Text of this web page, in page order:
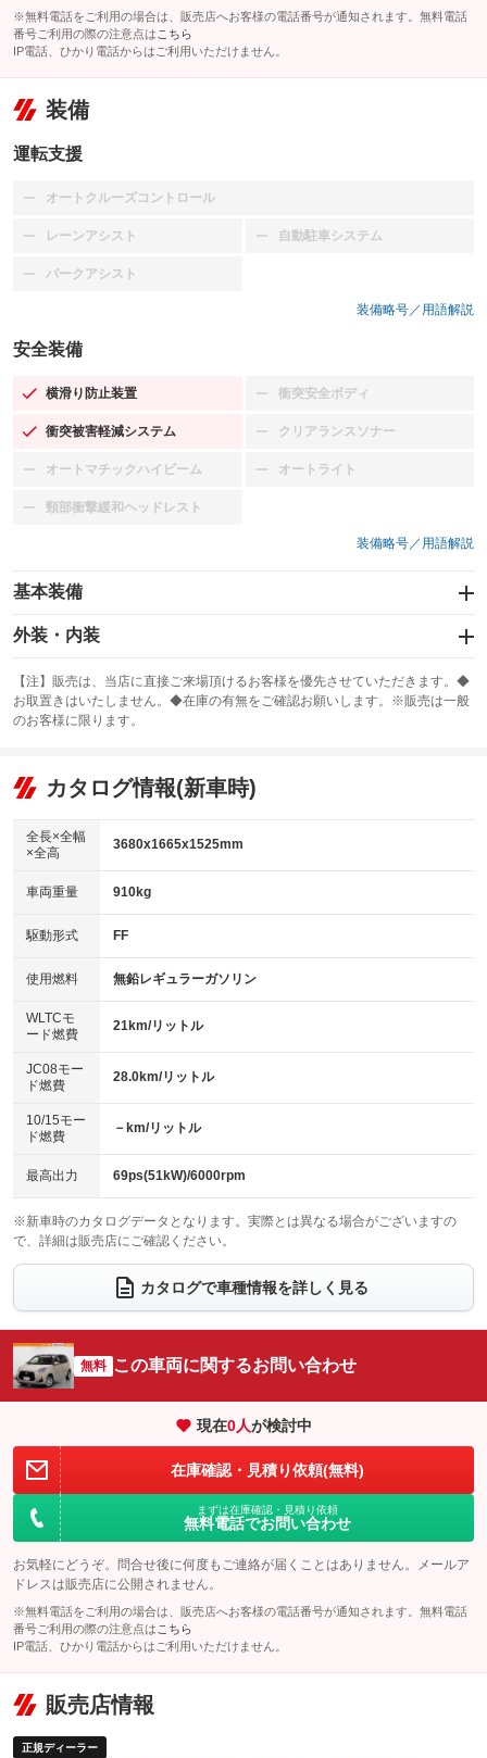
※無料電話をご利用の場合は、販売店へお客様の電話番号が通知されます。無料電話
番号ご利用の際の注意点は こちら
IP電話、ひかり電話からはご利用いただけません。
装備
運転支援
オートクルーズコントロール
：装備なし
レーンアシスト
：装備なし 自動駐車システム
：装備なし
パークアシスト
：装備なし
装備略号／用語解説
安全装備
横滑り防止装置
：装備あり 衝突安全ボディ
：装備なし
衝突被害軽減システム
：装備あり クリアランスソナー
：装備なし
オートマチックハイビーム
：装備なし オートライト
：装備なし
頸部衝撃緩和ヘッドレスト
：装備なし
装備略号／用語解説
基本装備
エアバッグ：運転席/助手席
：装備あり
：装備なし
サンルーフ
：装備なし ABS
リフトアップ
：装備なし
：装備なし
パワーウィンドウ
アイドリングストップ
：装備あり
USB入力端子
：装備なし
100V電源
：装備なし
センターデフロック
：装備なし
電動格納ミラー
：装備なし
外装・内装
カーナビ
：装備なし
TV
：装備なし
ビジュアル
：装備なし
：装備なし
革シート
キーレス
HID(キセノンライト)
：装備なし
バックカメラ
：装備なし
エアロ
：装備なし
：装備なし
パワーシート
ベンチシート
：装備あり
チップアップシート
：装備なし
：装備なし ：装備なし
ウォークスルー
：装備なし
電動リアゲート フロントカメラ
：装備なし
：装備なし ：装備なし
サイドカメラ
：装備なし ルーフレール
：装備なし
：装備なし
：装備なし
【注】販売は、当店に直接ご来場頂けるお客様を優先させていただきます。◆
お取置きはいたしません。◆在庫の有無をご確認お願いします。※販売は一般
のお客様に限ります。
カタログ情報(新車時)
全長×全幅
×全高
3680x1665x1525mm
車両重量 910kg
駆動形式 FF
使用燃料 無鉛レギュラーガソリン
WLTCモ
ード燃費
21km/リットル
JC08モー
ド燃費
28.0km/リットル
10/15モー
ド燃費
－km/リットル
最高出力 69ps(51kW)/6000rpm
※新車時のカタログデータとなります。実際とは異なる場合がございますの
で、詳細は販売店にご確認ください。
カタログで車種情報を詳しく見る
無料 この車両に関するお問い合わせ
現在0人が検討中
在庫確認・見積り依頼(無料)
まずは在庫確認・見積り依頼
無料電話でお問い合わせ
お気軽にどうぞ。問合せ後に何度もご連絡が届くことはありません。メールア
ドレスは販売店に公開されません。
※無料電話をご利用の場合は、販売店へお客様の電話番号が通知されます。無料電話
番号ご利用の際の注意点は こちら
IP電話、ひかり電話からはご利用いただけません。
販売店情報
正規ディーラー